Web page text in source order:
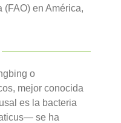
en América,
o
mejor conocida
es la bacteria
se ha